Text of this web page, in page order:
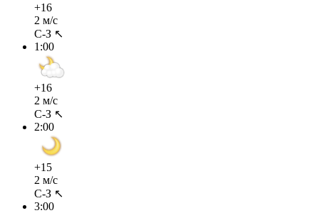
+16
2 м/с
С-З ↖
1:00
+16
2 м/с
С-З ↖
2:00
+15
2 м/с
С-З ↖
3:00